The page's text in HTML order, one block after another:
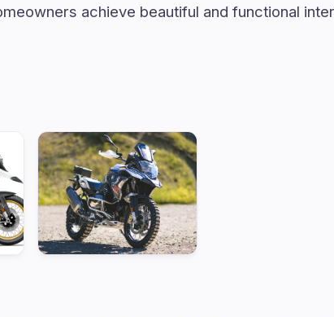
achieve beautiful and functional